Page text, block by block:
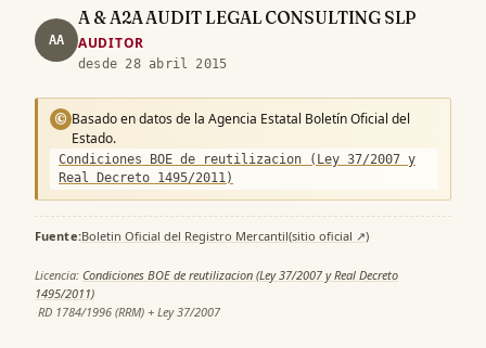
AA
A & A2A AUDIT LEGAL CONSULTING SLP
AUDITOR
desde 28 abril 2015
© Basado en datos de la Agencia Estatal Boletín Oficial del
Estado.
Condiciones BOE de reutilizacion (Ley 37/2007 y
Real Decreto 1495/2011)
Fuente:Boletin Oficial del Registro Mercantil(sitio oficial ↗)·
Licencia: Condiciones BOE de reutilizacion (Ley 37/2007 y Real Decreto
1495/2011)
·RD 1784/1996 (RRM) + Ley 37/2007